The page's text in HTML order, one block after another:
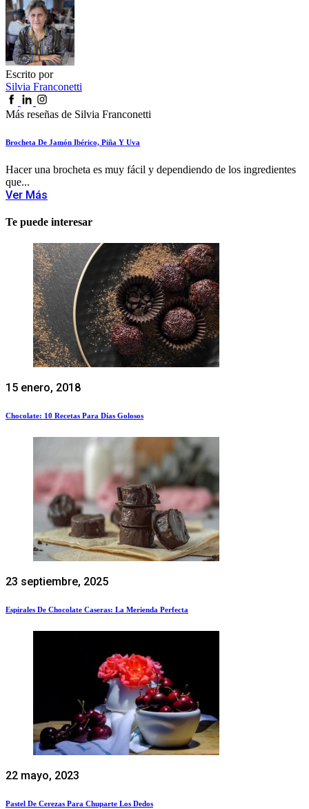
Escrito por
Silvia Franconetti
Más reseñas de Silvia Franconetti
Brocheta De Jamón Ibérico, Piña Y Uva
Hacer una brocheta es muy fácil y dependiendo de los ingredientes
que...
Ver Más
Te puede interesar
15 enero, 2018
Chocolate: 10 Recetas Para Días Golosos
23 septiembre, 2025
Espirales De Chocolate Caseras: La Merienda Perfecta
22 mayo, 2023
Pastel De Cerezas Para Chuparte Los Dedos